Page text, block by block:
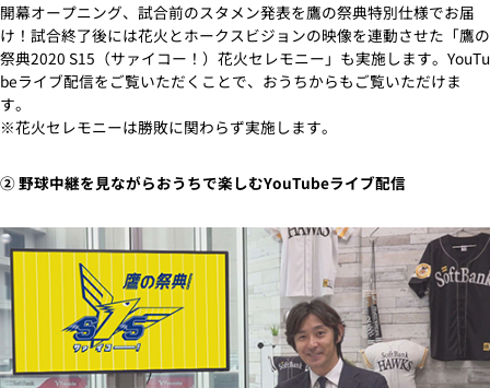
開幕オープニング、試合前のスタメン発表を鷹の祭典特別仕様でお届
け！試合終了後には花火とホークスビジョンの映像を連動させた「鷹の
祭典2020 S15（サァイコー！）花火セレモニー」も実施します。YouTu
beライブ配信をご覧いただくことで、おうちからもご覧いただけま
す。
※花火セレモニーは勝敗に関わらず実施します。
② 野球中継を見ながらおうちで楽しむYouTubeライブ配信